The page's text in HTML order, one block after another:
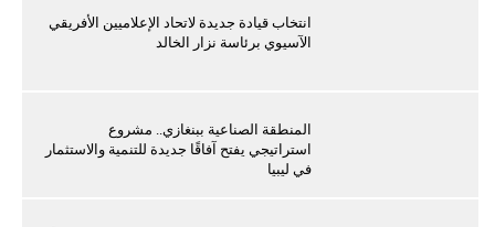
انتخاب قيادة جديدة لاتحاد الإعلاميين الأفريقي
الآسيوي برئاسة نزار الخالد
المنطقة الصناعية ببنغازي.. مشروع
استراتيجي يفتح آفاقًا جديدة للتنمية والاستثمار
في ليبيا